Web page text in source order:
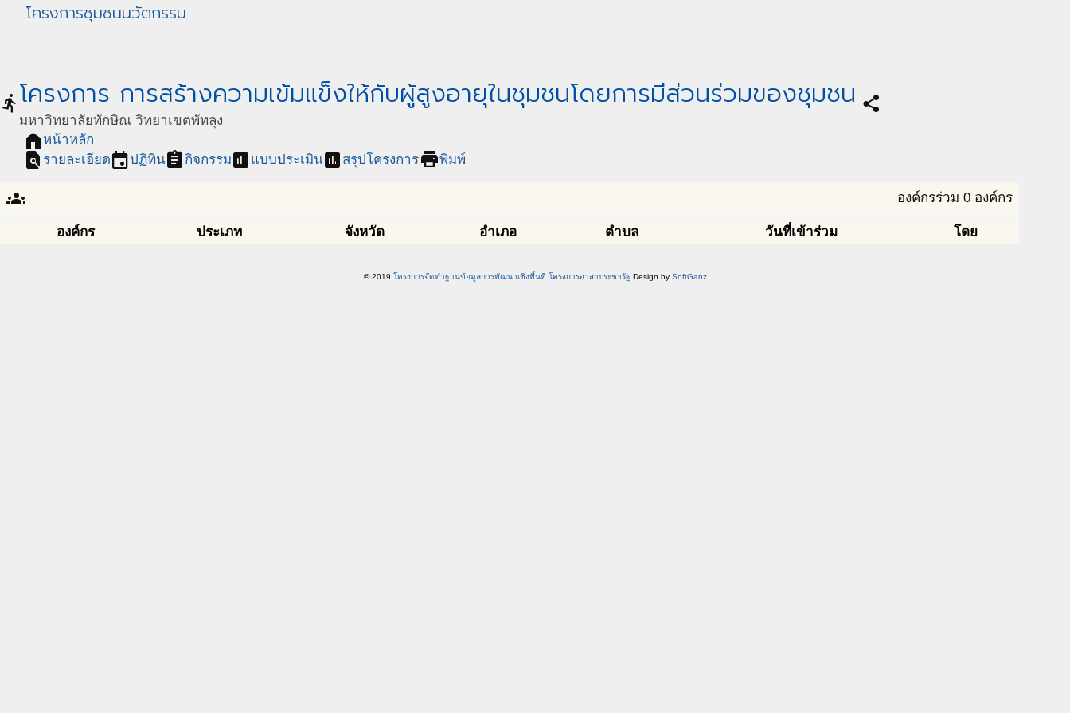
โครงการชุมชนนวัตกรรม
directions_runโครงการ การสร้างความเข้มแข็งให้กับผู้สูงอายุในชุมชนโดยการมีส่วนร่วมของชุมชน
มหาวิทยาลัยทักษิณ วิทยาเขตพัทลุง
share
home หน้าหลัก
find_in_page รายละเอียดeventปฏิทินassignmentกิจกรรมassessment แบบประเมินassessment สรุปโครงการprintพิมพ์
groups องค์กรร่วม 0 องค์กร
องค์กร ประเภท จังหวัด อำเภอ ตำบล วันที่เข้าร่วม โดย
© 2019 โครงการจัดทำฐานข้อมูลการพัฒนาเชิงพื้นที่ โครงการอาสาประชารัฐ Design by SoftGanz